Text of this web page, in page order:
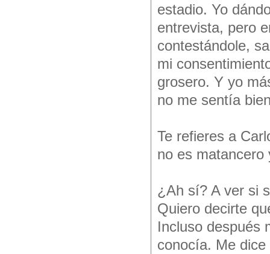
estadio. Yo
entrevista, pero
contestándole,
mi
grosero. Y yo
no me sentía
Te refieres a
no es matancero
¿Ah sí? A ver si
Quiero decirte
Incluso después
conocía. Me